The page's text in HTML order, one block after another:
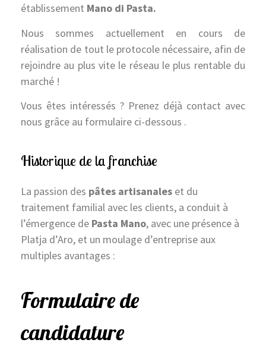
établissement Mano di Pasta.
Nous sommes actuellement en cours de
réalisation de tout le protocole nécessaire, afin de
rejoindre au plus vite le réseau le plus rentable du
marché !
Vous êtes intéressés ? Prenez déjà contact avec
nous grâce au formulaire ci-dessous .
Historique de la franchise
La passion des pâtes artisanales et du
traitement familial avec les clients, a conduit à
l’émergence de Pasta Mano, avec une présence à
Platja d’Aro, et un moulage d’entreprise aux
multiples avantages :
Formulaire de
candidature